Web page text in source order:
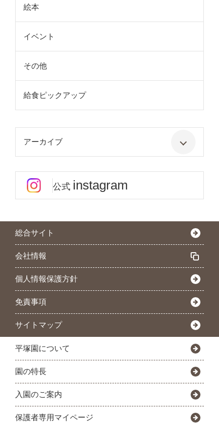
絵本
イベント
その他
給食ピックアップ
アーカイブ
公式 instagram
総合サイト
会社情報
個人情報保護方針
免責事項
サイトマップ
平塚園について
園の特長
入園のご案内
保護者専用マイページ